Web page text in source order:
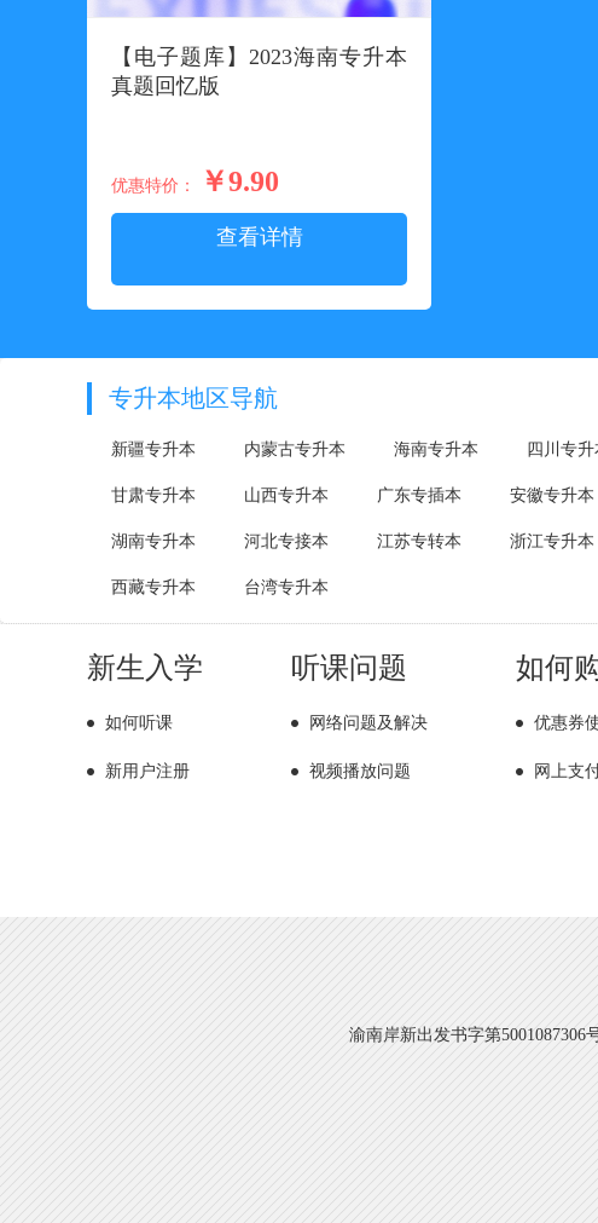
【电子题库】2023海南专升本
真题回忆版
优惠特价： ￥9.90
查看详情
专升本地区导航
新疆专升本 内蒙古专升本 海南专升本 四川专升
甘肃专升本 山西专升本 广东专插本 安徽专升本
湖南专升本 河北专接本 江苏专转本 浙江专升本
西藏专升本 台湾专升本
新生入学
如何听课
新用户注册
听课问题
网络问题及解决
视频播放问题
如何
优惠券
网上支
渝南岸新出发书字第5001087306